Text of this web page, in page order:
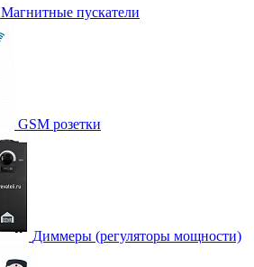
Магнитные пускатели
GSM розетки
Диммеры (регуляторы мощности)